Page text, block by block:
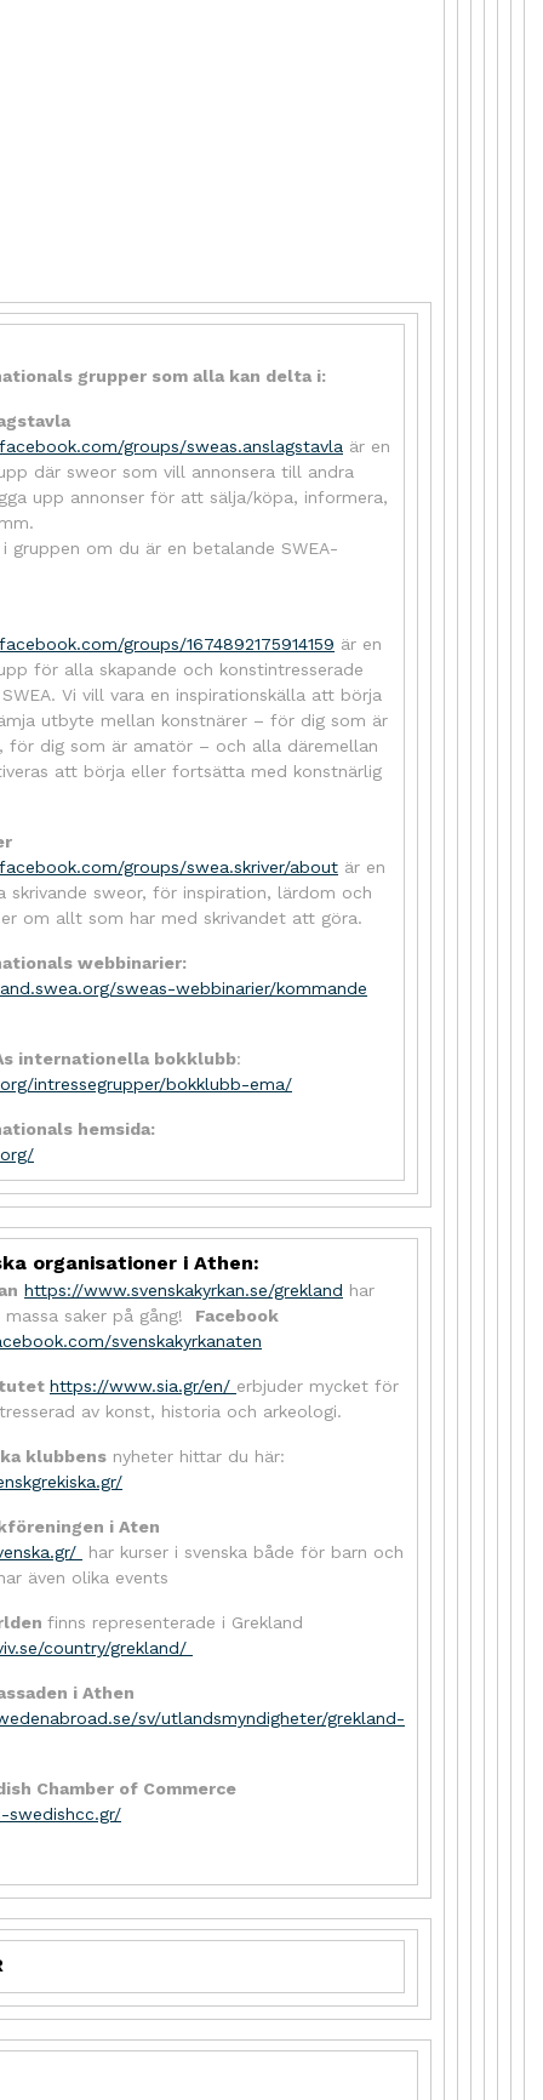
grupper som alla kan delta i:
groups/sweas.anslagstavla är en
där sweor som vill annonsera till andra
upp annonser för att sälja/köpa, informera,
gruppen om du är en betalande SWEA-
groups/1674892175914159 är en
för alla skapande och konstintresserade
Vi vill vara en inspirationskälla att börja
utbyte mellan konstnärer – för dig som är
för dig som är amatör – och alla däremellan
att börja eller fortsätta med konstnärlig
groups/swea.skriver/about är en
skrivande sweor, för inspiration, lärdom och
om allt som har med skrivandet att göra.
webbinarier:
sweas-webbinarier/kommande
internationella bokklubb:
intressegrupper/bokklubb-ema/
hemsida:
organisationer i Athen:
https://www.svenskakyrkan.se/grekland har
saker på gång! Facebook
svenskakyrkanaten
https://www.sia.gr/en/ erbjuder mycket för
av konst, historia och arkeologi.
klubbens nyheter hittar du här:
i Aten
har kurser i svenska både för barn och
även olika events
finns representerade i Grekland
country/grekland/
i Athen
sv/utlandsmyndigheter/grekland-
Chamber of Commerce
swedishcc.gr/